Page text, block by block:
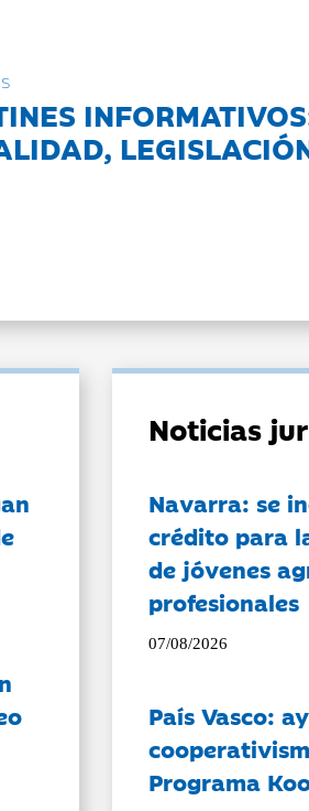
Noticias
Navarra: se
crédito para
de jóvenes
profesionales
07/08/2026
País Vasco:
Programa